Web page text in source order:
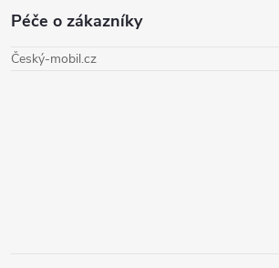
pPéče o zákazníky
Český-mobil.cz